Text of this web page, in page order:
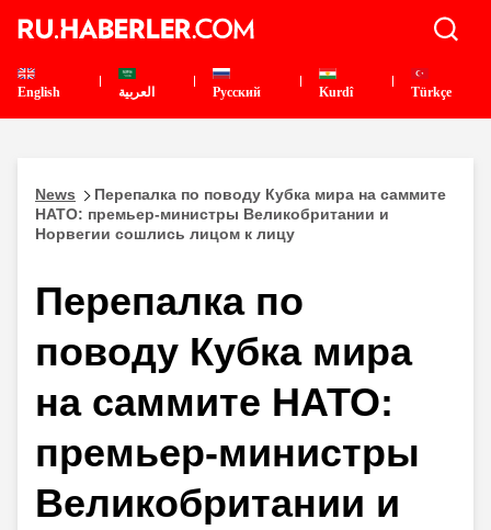
English العربية Pусский Kurdî Türkçe
News
Перепалка по поводу Кубка мира на саммите
НАТО: премьер-министры Великобритании и
Норвегии сошлись лицом к лицу
Перепалка по
поводу Кубка мира
на саммите НАТО:
премьер-министры
Великобритании и